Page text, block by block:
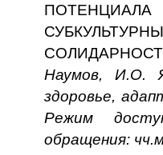
Наумов, И.О.
здоровье,
Режим
обращения: